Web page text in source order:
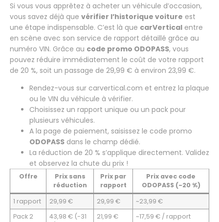
Si vous vous apprêtez à acheter un véhicule d’occasion,
vous savez déjà que vérifier l’historique voiture est
une étape indispensable. C’est là que carVertical entre
en scène avec son service de rapport détaillé grâce au
numéro VIN. Grâce au code promo ODOPASS, vous
pouvez réduire immédiatement le coût de votre rapport
de 20 %, soit un passage de 29,99 € à environ 23,99 €.
Rendez-vous sur carvertical.com et entrez la plaque
ou le VIN du véhicule à vérifier.
Choisissez un rapport unique ou un pack pour
plusieurs véhicules.
A la page de paiement, saisissez le code promo
ODOPASS dans le champ dédié.
La réduction de 20 % s’applique directement. Validez
et observez la chute du prix !
Offre
Prix sans
réduction
Prix par
rapport
Prix avec code
ODOPASS (-20 %)
1 rapport
29,99 € 29,99 €
~23,99 €
Pack 2
43,98 € (-31
21,99 € ~17,59 € / rapport